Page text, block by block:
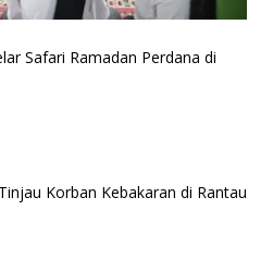
Safari Ramadan Perdana di
Korban Kebakaran di Rantau